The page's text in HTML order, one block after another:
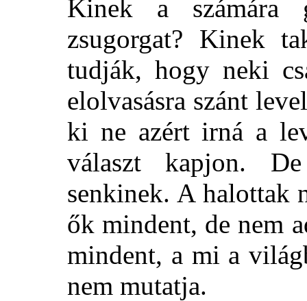
Kinek a számára
zsugorgat? Kinek
tudják, hogy neki
elolvasásra szánt
ki ne azért irná a
választ kapjon.
senkinek. A halottak
ők mindent, de nem
mindent, a mi a
nem mutatja.